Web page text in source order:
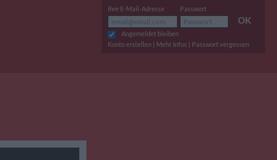
Ihre E-Mail-Adresse Passwort
OK
Angemeldet bleiben
Konto erstellen | Mehr Infos | Passwort vergessen